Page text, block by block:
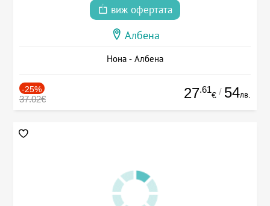
виж офертата
Албена
Нона - Албена
-25%
37.02€ 27.61
€ / 54лв.